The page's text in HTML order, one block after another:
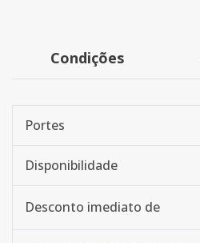
Condições
Portes
Disponibilidade
Desconto imediato de